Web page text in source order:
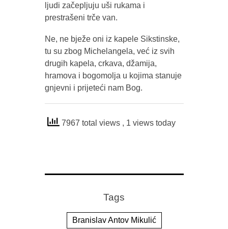
ljudi začepljuju uši rukama i
prestrašeni trče van.
Ne, ne bježe oni iz kapele Sikstinske,
tu su zbog Michelangela, već iz svih
drugih kapela, crkava, džamija,
hramova i bogomolja u kojima stanuje
gnjevni i prijeteći nam Bog.
7967 total views , 1 views today
Tags
Branislav Antov Mikulić